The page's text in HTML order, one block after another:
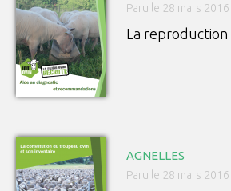
Paru le 28 mars 2016
La reproduction
AGNELLES
Paru le 28 mars 2016